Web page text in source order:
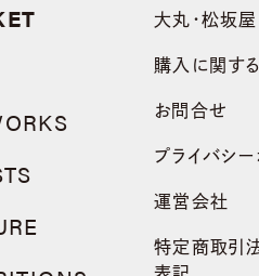
大丸・松坂
購入に関す
お問合せ
プライバシー
運営会社
特定商取引